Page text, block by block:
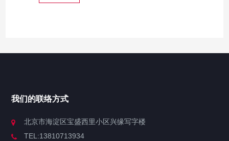
我们的联络方式
北京市海淀区宝盛西里小区兴缘写字楼
TEL:13810713934